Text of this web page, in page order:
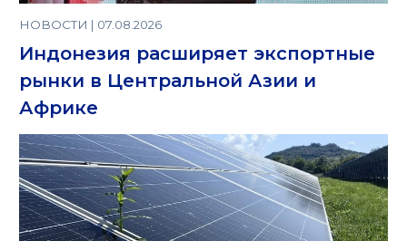
НОВОСТИ | 07.08.2026
Индонезия расширяет экспортные
рынки в Центральной Азии и
Африке